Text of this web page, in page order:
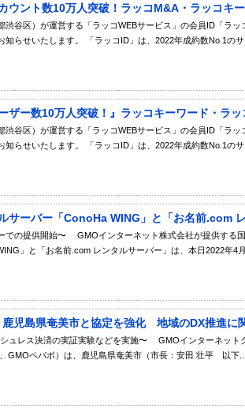
ウント数10万人突破！ラッコM&A・ラッコキ
渋谷区）が運営する「ラッコWEBサービス」の会員ID「ラ
知らせいたします。 「ラッコID」は、2022年成約数No.1の
ザー数10万人突破！』ラッコキーワード・ラ
渋谷区）が運営する「ラッコWEBサービス」の会員ID「ラ
知らせいたします。 「ラッコID」は、2022年成約数No.1の
サーバー「ConoHa WING」と「お名前.com
での提供開始〜 GMOインターネット株式会社が提供する
」と「お名前.com レンタルサーバー」は、本日2022年4
児島県奄美市と協定を強化 地域のDX推進に
ュレス決済の実証実験などを実施〜 GMOインターネット
GMOペパボ）は、鹿児島県奄美市（市長：安田 壮平 以下